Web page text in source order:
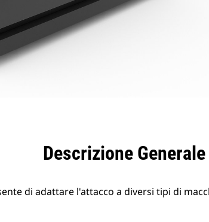
Descrizione Generale
di adattare l'attacco a diversi tipi di